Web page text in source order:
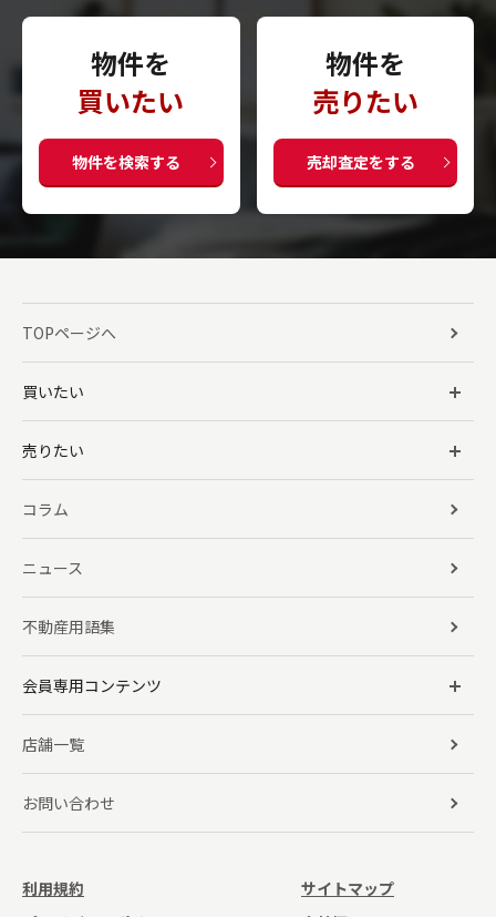
物件を
買いたい
物件を検索する
物件を
売りたい
売却査定をする
TOPページへ
買いたい
売りたい
コラム
ニュース
不動産用語集
会員専用コンテンツ
店舗一覧
お問い合わせ
利用規約
サイトマップ